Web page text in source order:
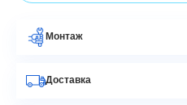
Монтаж
Доставка